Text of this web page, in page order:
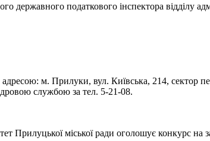
податкового інспектора відділу
м. Прилуки, вул. Київська, 214, сектор
службою за тел. 5-21-08.
Прилуцької міської ради оголошує конкурс на